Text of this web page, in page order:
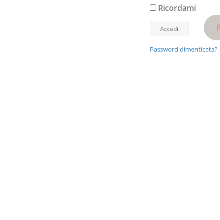
Ricordami
Password dimenticata?